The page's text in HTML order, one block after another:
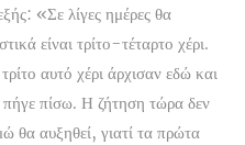
«Σε λίγες ημέρες θα
είναι τρίτο-τέταρτο χέρι.
αυτό χέρι άρχισαν εδώ και
πήγε πίσω. Η ζήτηση τώρα δεν
θα αυξηθεί, γιατί τα πρώτα